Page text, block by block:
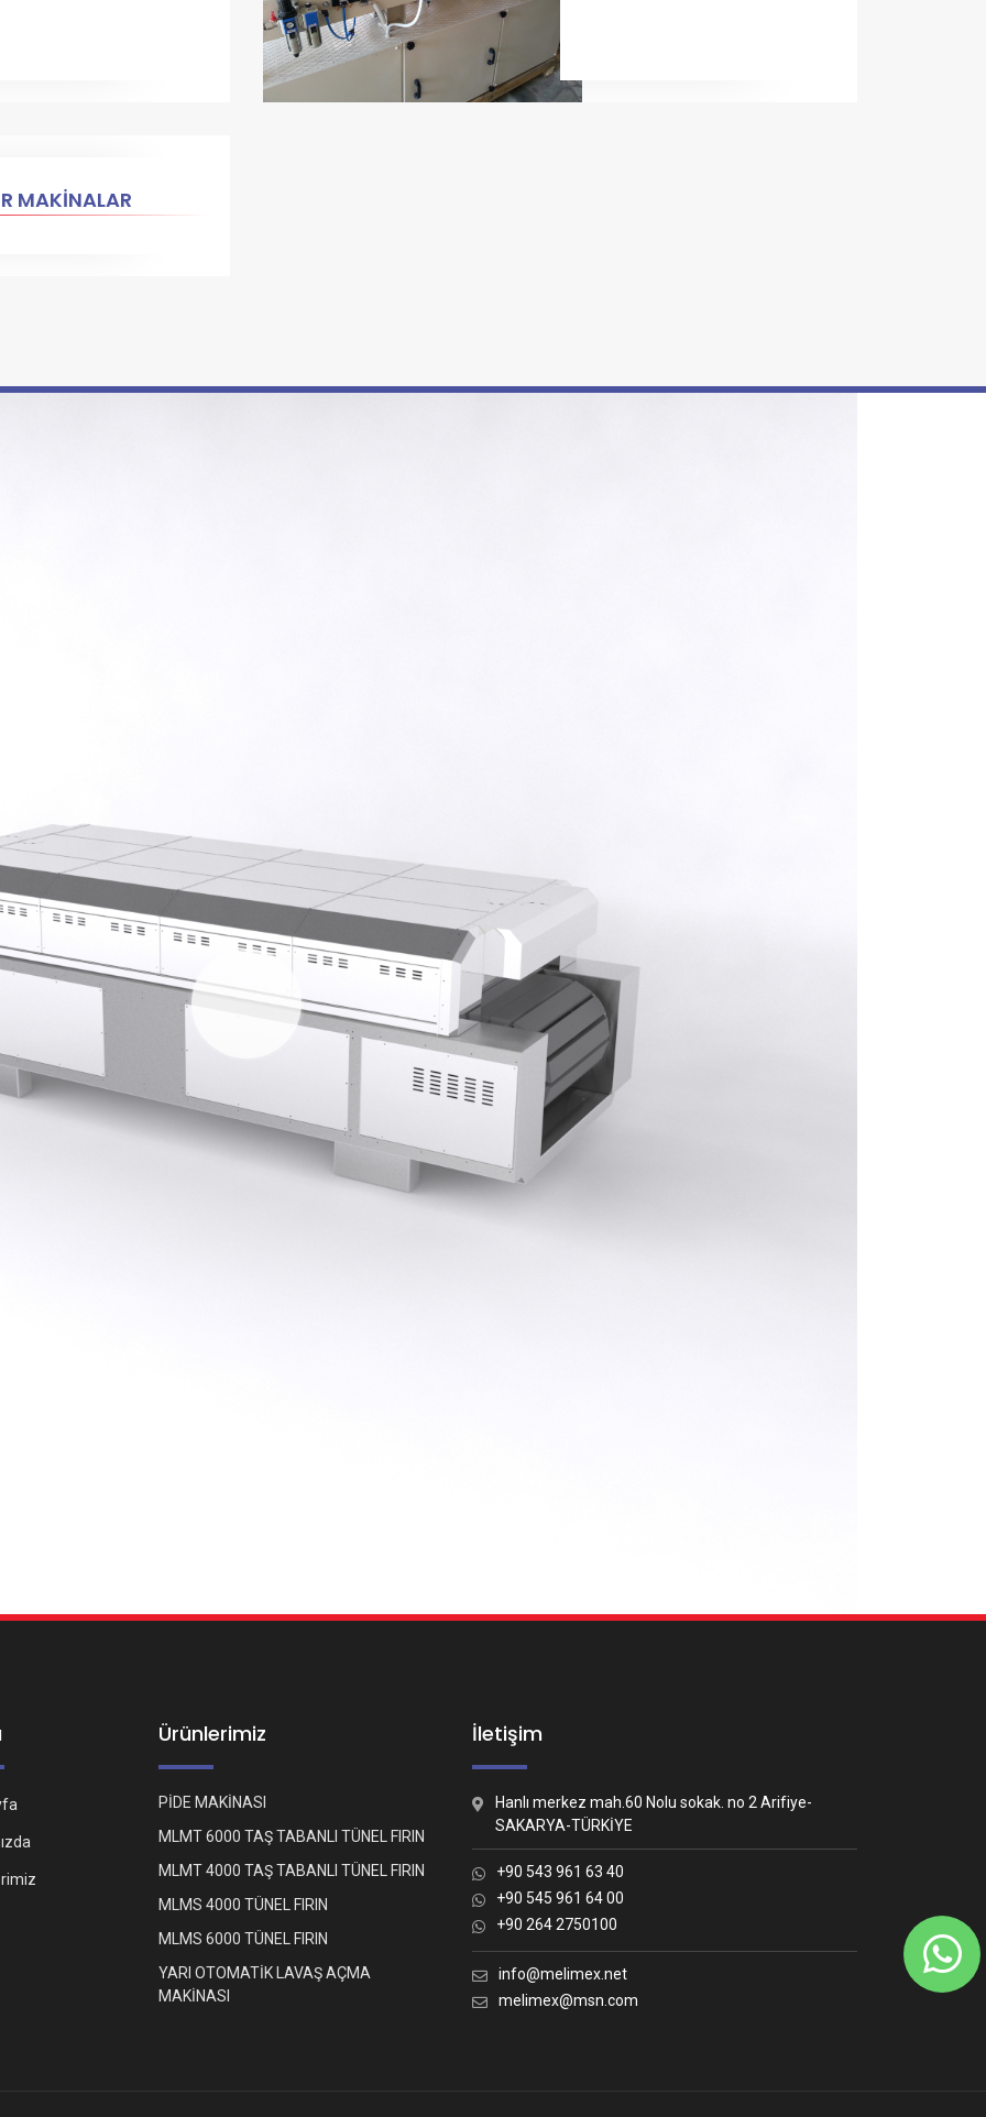
MAKİNALAR
Ürünlerimiz
PİDE MAKİNASI
MLMT 6000 TAŞ TABANLI TÜNEL FIRIN
MLMT 4000 TAŞ TABANLI TÜNEL FIRIN
MLMS 4000 TÜNEL FIRIN
MLMS 6000 TÜNEL FIRIN
YARI OTOMATİK LAVAŞ AÇMA
MAKİNASI
İletişim
Hanlı merkez mah.60 Nolu sokak. no 2 Arifiye-
SAKARYA-TÜRKİYE
+90 543 961 63 40
+90 545 961 64 00
+90 264 2750100
info@melimex.net
melimex@msn.com